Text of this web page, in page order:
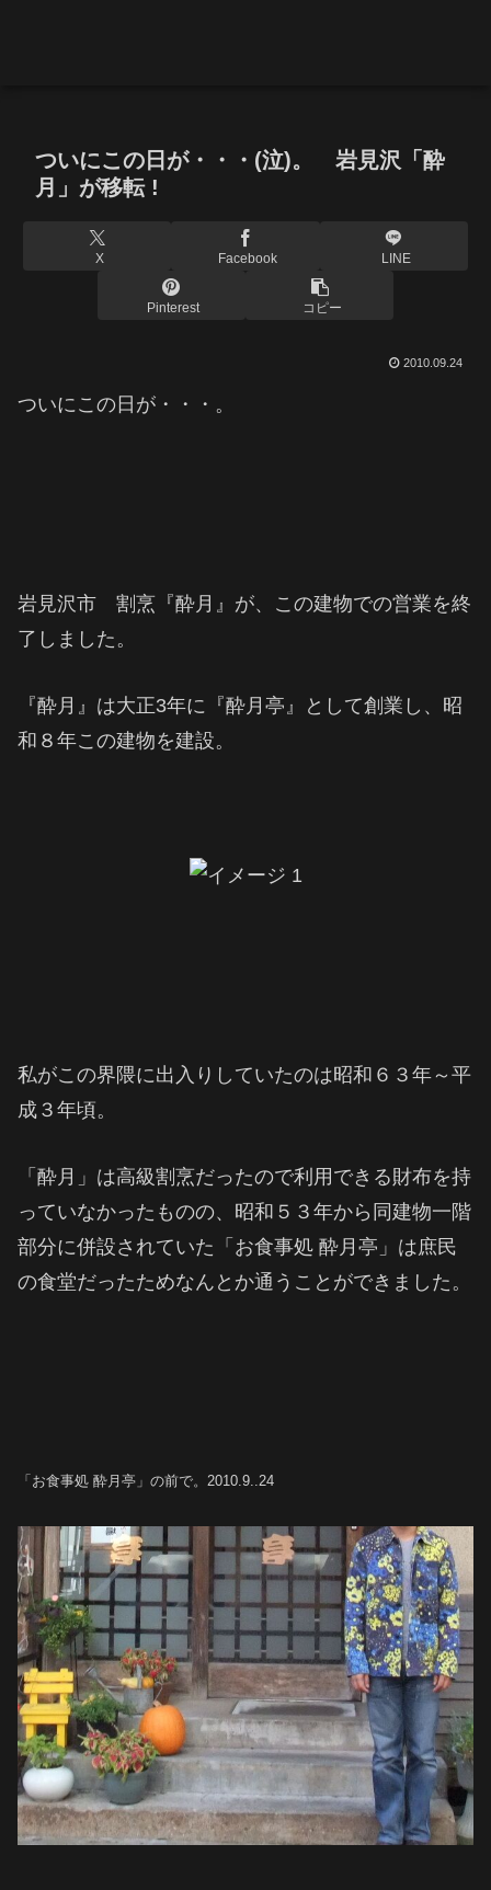
ついにこの日が・・・(泣)。 岩見沢「酔
月」が移転 !
X Facebook LINE
Pinterest コピー
2010.09.24
ついにこの日が・・・。
岩見沢市 割烹『酔月』が、この建物での営業を終
了しました。
『酔月』は大正3年に『酔月亭』として創業し、昭
和８年この建物を建設。
私がこの界隈に出入りしていたのは昭和６３年～平
成３年頃。
「酔月」は高級割烹だったので利用できる財布を持
っていなかったものの、昭和５３年から同建物一階
部分に併設されていた「お食事処 酔月亭」は庶民
の食堂だったためなんとか通うことができました。
「お食事処 酔月亭」の前で。2010.9..24